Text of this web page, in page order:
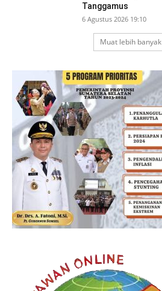
Tanggamus
6 Agustus 2026 19:10
Muat lebih banyak